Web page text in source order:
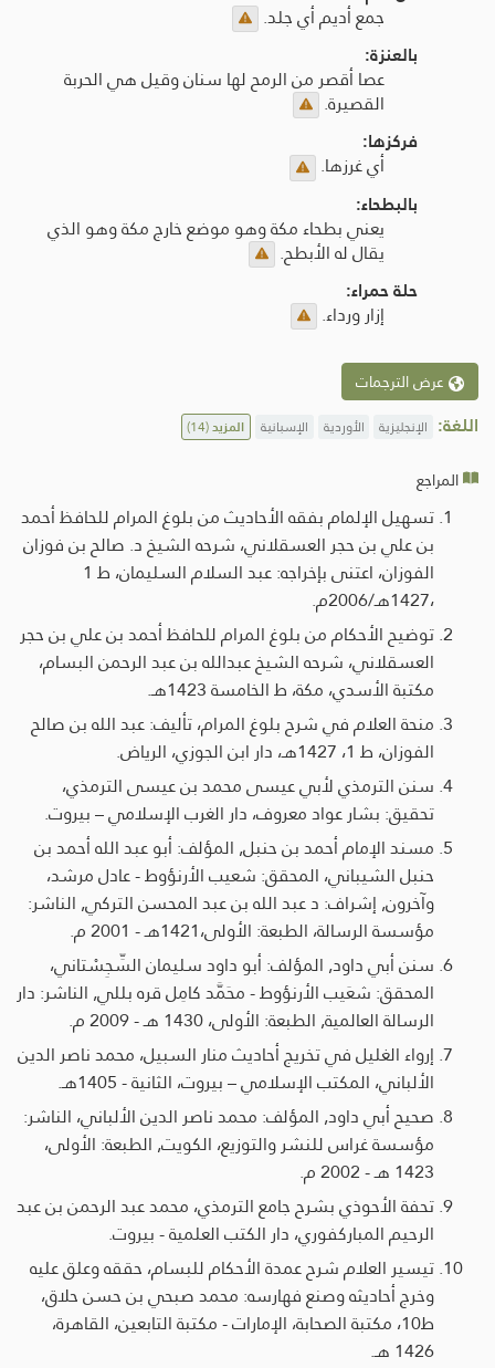
جمع أديم أي جلد.
بالعنزة:
عصا أقصر من الرمح لها سنان وقيل هي الحربة
القصيرة.
فركزها:
أي غرزها.
بالبطحاء:
يعني بطحاء مكة وهو موضع خارج مكة وهو الذي
يقال له الأبطح.
حلة حمراء:
إزار ورداء.
عرض الترجمات
اللغة: الإنجليزية الأوردية الإسبانية المزيد(14)
المراجع
تسهيل الإلمام بفقه الأحاديث من بلوغ المرام للحافظ أحمد
بن علي بن حجر العسقلاني، شرحه الشيخ د. صالح بن فوزان
الفوزان، اعتنى بإخراجه: عبد السلام السليمان، ط 1
،1427هـ/2006م.
توضيح الأحكام من بلوغ المرام للحافظ أحمد بن علي بن حجر
العسقلاني، شرحه الشيخ عبدالله بن عبد الرحمن البسام،
مكتبة الأسدي، مكة، ط الخامسة 1423هـ.
منحة العلام في شرح بلوغ المرام، تأليف: عبد الله بن صالح
الفوزان، ط 1، 1427هـ، دار ابن الجوزي، الرياض.
سنن الترمذي لأبي عيسى محمد بن عيسى الترمذي،
تحقيق: بشار عواد معروف، دار الغرب الإسلامي – بيروت.
مسند الإمام أحمد بن حنبل, المؤلف: أبو عبد الله أحمد بن
حنبل الشيباني، المحقق: شعيب الأرنؤوط - عادل مرشد،
وآخرون, إشراف: د عبد الله بن عبد المحسن التركي, الناشر:
مؤسسة الرسالة، الطبعة: الأولى،1421هـ - 2001 م.
سنن أبي داود, المؤلف: أبو داود سليمان السِّجِسْتاني،
المحقق: شعَيب الأرنؤوط - محَمَّد كامِل قره بللي, الناشر: دار
الرسالة العالمية, الطبعة: الأولى، 1430 هـ - 2009 م.
إرواء الغليل في تخريج أحاديث منار السبيل، محمد ناصر الدين
الألباني، المكتب الإسلامي – بيروت، الثانية - 1405هـ.
صحيح أبي داود, المؤلف: محمد ناصر الدين الألباني، الناشر:
مؤسسة غراس للنشر والتوزيع، الكويت, الطبعة: الأولى،
1423 هـ - 2002 م.
تحفة الأحوذي بشرح جامع الترمذي، محمد عبد الرحمن بن عبد
الرحيم المباركفوري، دار الكتب العلمية - بيروت.
تيسير العلام شرح عمدة الأحكام للبسام، حققه وعلق عليه
وخرج أحاديثه وصنع فهارسه: محمد صبحي بن حسن حلاق،
ط10، مكتبة الصحابة، الإمارات - مكتبة التابعين، القاهرة،
1426 هـ.